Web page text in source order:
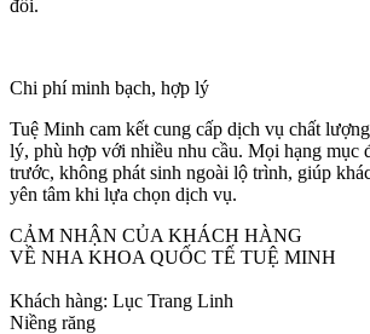
đối.
Chi phí minh bạch, hợp lý
Tuệ Minh cam kết cung cấp dịch vụ chất
lý, phù hợp với nhiều nhu cầu. Mọi hạng mục
trước, không phát sinh ngoài lộ trình, giúp
yên tâm khi lựa chọn dịch vụ.
CẢM NHẬN CỦA KHÁCH HÀNG
VỀ NHA KHOA QUỐC TẾ TUỆ MINH
Khách hàng: Lục Trang Linh
Niềng răng